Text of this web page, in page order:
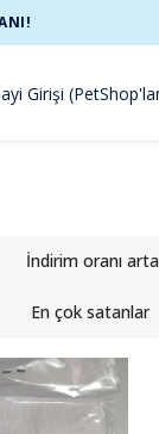
Girişi
İndirim oranı
En çok satanlar